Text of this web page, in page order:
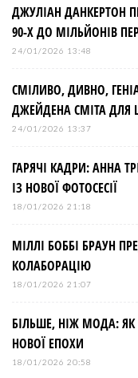
ДЖУЛІАН ДАНКЕРТОН
90-Х ДО МІЛЬЙОНІВ
24/01/2026 13:48
СМІЛИВО, ДИВНО,
ДЖЕЙДЕНА СМІТА ДЛЯ
24/01/2026 13:37
ГАРЯЧІ КАДРИ: АННА
ІЗ НОВОЇ ФОТОСЕСІЇ
18/01/2026 21:18
МІЛЛІ БОББІ БРАУН
КОЛАБОРАЦІЮ
18/01/2026 21:07
БІЛЬШЕ, НІЖ МОДА: ЯК
НОВОЇ ЕПОХИ
18/01/2026 20:58